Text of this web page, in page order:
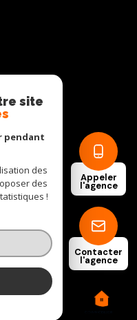
Appeler
l'agence
Contacter
l'agence
site
pendant
des
des
!